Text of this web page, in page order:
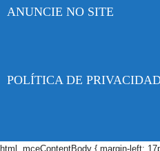
ANUNCIE NO SITE
POLÍTICA DE
html .mceContentBody { margin-left: